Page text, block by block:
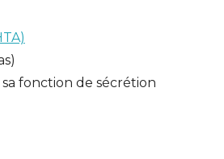
fonction de sécrétion